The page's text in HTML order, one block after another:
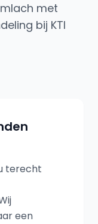
met
bij KTI
terecht
een